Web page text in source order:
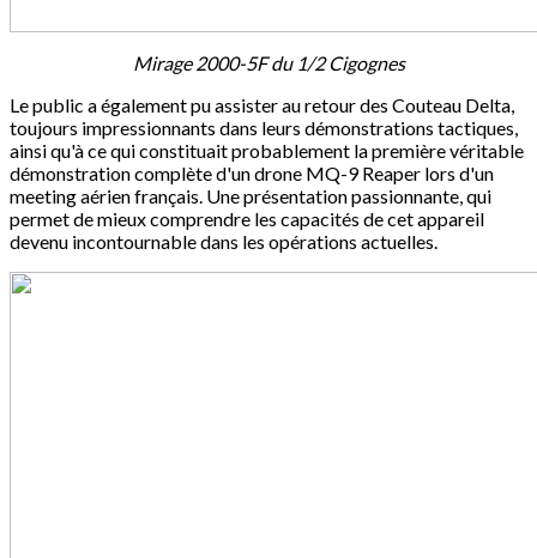
Mirage 2000-5F du 1/2 Cigognes
Le public a également pu assister au retour des Couteau Delta,
toujours impressionnants dans leurs démonstrations tactiques,
ainsi qu'à ce qui constituait probablement la première véritable
démonstration complète d'un drone MQ-9 Reaper lors d'un
meeting aérien français. Une présentation passionnante, qui
permet de mieux comprendre les capacités de cet appareil
devenu incontournable dans les opérations actuelles.